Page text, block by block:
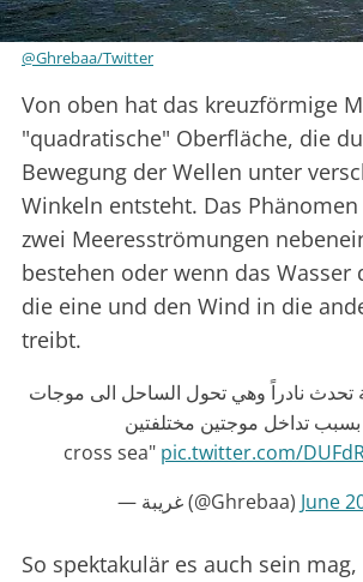
@Ghrebaa/Twitter
Von oben hat das kreuzförmige
"quadratische" Oberfläche, die
Bewegung der Wellen unter
Winkeln entsteht. Das
zwei Meeresströmungen
bestehen oder wenn das Wasser
die eine und den Wind in die
treibt.
تحدث نادراً وهي تحول الساحل الى موجات
تداخل موجتين مختلفتين
pic.twitter.com/
— غريبة (@Ghrebaa) June
So spektakulär es auch sein